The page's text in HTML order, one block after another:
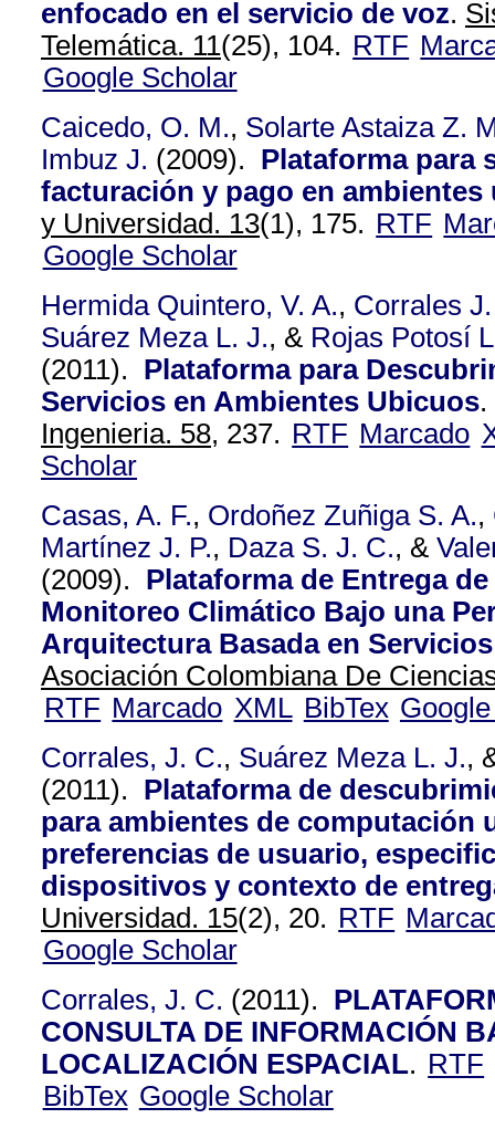
enfocado en el servicio de voz.
Telemática. 11(25), 104. RTF
Google Scholar
Caicedo, O. M., Solarte Astaiza Z.
Imbuz J. (2009). Plataforma para
facturación y pago en ambientes
y Universidad. 13(1), 175. RTF
Google Scholar
Hermida Quintero, V. A., Corrales
Suárez Meza L. J., & Rojas Potosí
(2011). Plataforma para
Servicios en Ambientes Ubicuos.
Ingenieria. 58, 237. RTF Marcado
Scholar
Casas, A. F., Ordoñez Zuñiga S. A.,
Martínez J. P., Daza S. J. C., &
(2009). Plataforma de Entrega
Monitoreo Climático Bajo una
Arquitectura Basada en Servicios
Asociación Colombiana De
RTF Marcado XML BibTex
Corrales, J. C., Suárez Meza L. J.,
(2011). Plataforma de
para ambientes de computación
preferencias de usuario,
dispositivos y contexto de
Universidad. 15(2), 20. RTF
Google Scholar
Corrales, J. C. (2011).
CONSULTA DE INFORMACIÓN
LOCALIZACIÓN ESPACIAL. RTF
BibTex Google Scholar